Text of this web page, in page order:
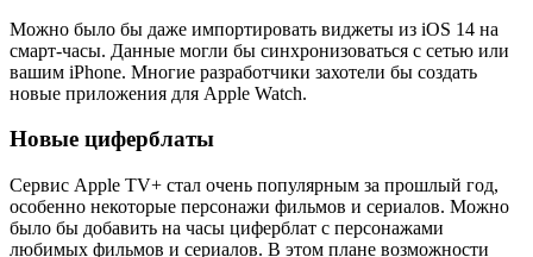
Можно было бы даже импортировать виджеты из iOS 14 на
смарт-часы. Данные могли бы синхронизоваться с сетью или
вашим iPhone. Многие разработчики захотели бы создать
новые приложения для Apple Watch.
Новые циферблаты
Сервис Apple TV+ стал очень популярным за прошлый год,
особенно некоторые персонажи фильмов и сериалов. Можно
было бы добавить на часы циферблат с персонажами
любимых фильмов и сериалов. В этом плане возможности